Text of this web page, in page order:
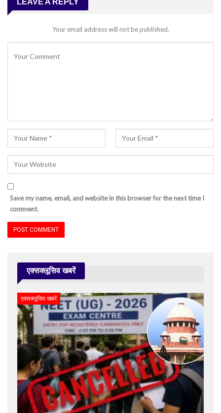
LEAVE A REPLY
Your email address will not be published.
Save my name, email, and website in this browser for the next time I
comment.
एक्सक्लूसिव खबरें
एक्सक्लूसिव खबरें